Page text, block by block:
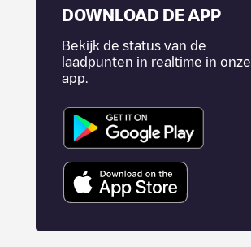
DOWNLOAD DE APP
Bekijk de status van de
laadpunten in realtime in onze
app.